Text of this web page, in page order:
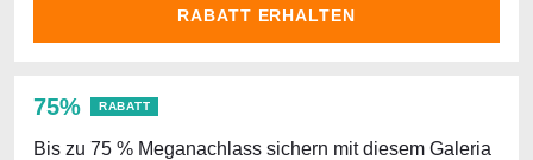
RABATT ERHALTEN
75% RABATT
Bis zu 75 % Meganachlass sichern mit diesem Galeria